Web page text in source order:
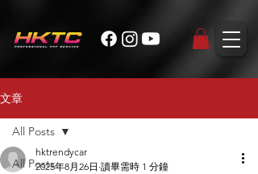
文章
All Posts
All Posts
hktrendycar
2025年8月26日 讀畢需時 1 分鐘